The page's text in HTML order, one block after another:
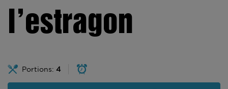
l’estragon
Portions: 4